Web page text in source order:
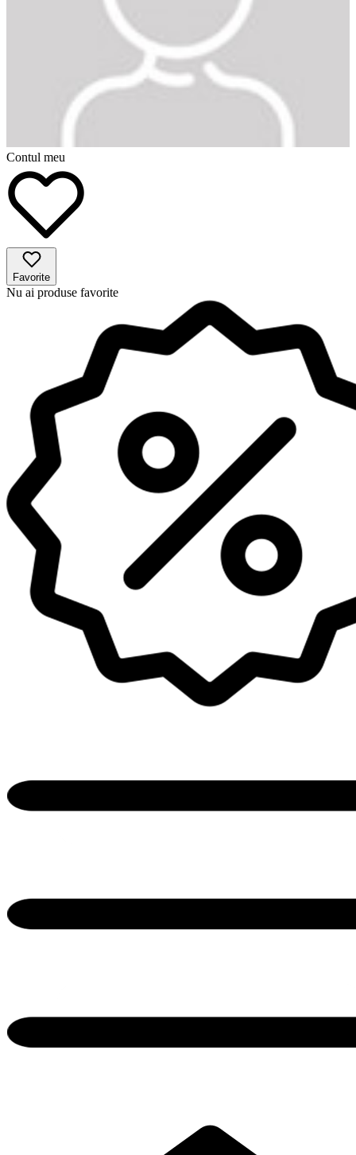
Contul meu
Favorite
Nu ai produse favorite